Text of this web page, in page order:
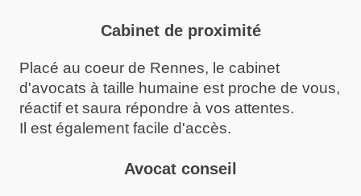
Cabinet de proximité
Placé au coeur de Rennes, le cabinet
d'avocats à taille humaine est proche de vous,
réactif et saura répondre à vos attentes.
Il est également facile d'accès.
Avocat conseil